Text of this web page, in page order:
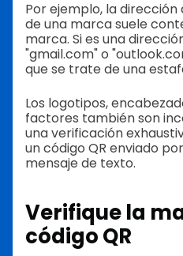
Por ejemplo, la
de una marca suele
marca. Si es una
"gmail.com" o
que se trate de una
Los logotipos,
factores también son
una verificación
un código QR enviado
mensaje de texto.
Verifique la
código QR